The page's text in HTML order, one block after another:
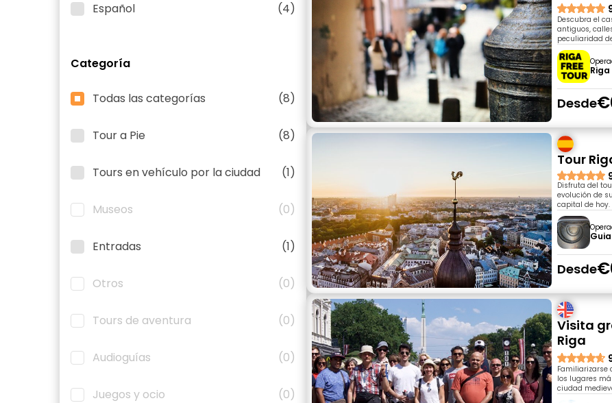
Español (4)
Categoría
Todas las categorías (8)
Tour a Pie (8)
Tours en vehículo por la ciudad (1)
Museos (0)
Entradas (1)
Otros (0)
Tours de aventura (0)
Audioguías (0)
Juegos y ocio (0)
Descubra el
antiguos,
peculiaridad
Riga
Desde
Tour
Disfruta del
evolución de
capital de
Desde
Visita
Riga
Familiarizarse
los lugares
ciudad